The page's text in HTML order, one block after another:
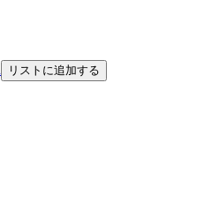
リストに追加する